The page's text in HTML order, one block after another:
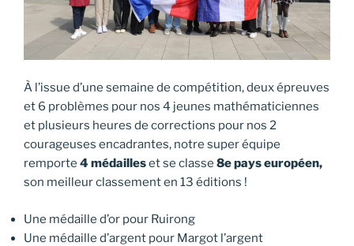
À l’issue d’une semaine de compétition, deux épreuves
et 6 problèmes pour nos 4 jeunes mathématiciennes
et plusieurs heures de corrections pour nos 2
courageuses encadrantes, notre super équipe
remporte 4 médailleset se classe 8e pays européen,
son meilleur classement en 13 éditions !
Une médaille d’or pour Ruirong
Une médaille d’argent pour Margot l’argent